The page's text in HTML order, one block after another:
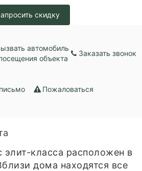
скидку
автомобиль
объекта
Заказать звонок
Пожаловаться
класса расположен в
дома находятся все